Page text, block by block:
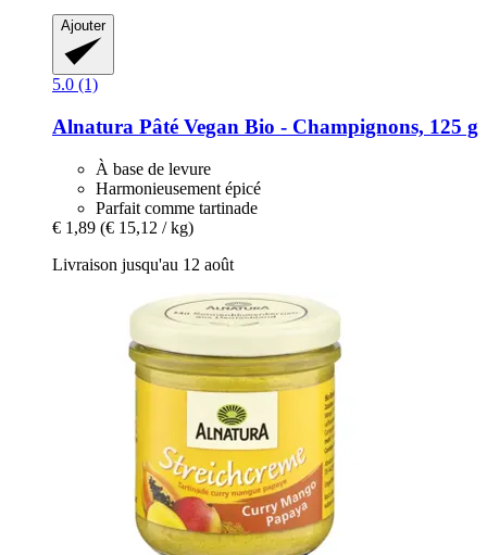
Ajouter
5.0 (1)
Alnatura Pâté Vegan Bio -​ Champignons, 125 g
À base de levure
Harmonieusement épicé
Parfait comme tartinade
€ 1,89 (€ 15,12 / kg)
Livraison jusqu'au 12 août